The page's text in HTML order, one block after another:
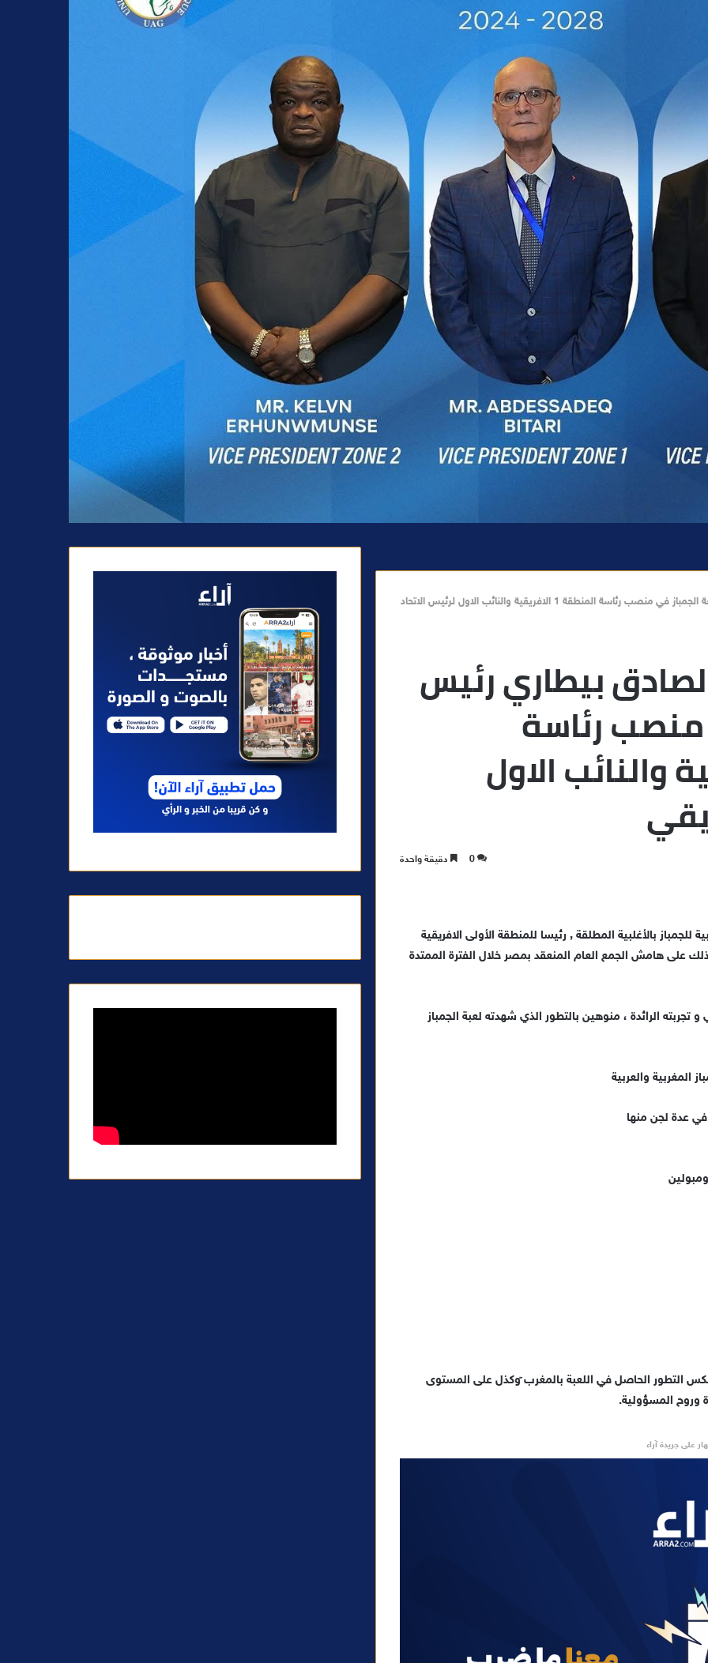
بمصر..إنتخاب عبد الصادق بيطاري رئيس جامعة الجمباز في منصب رئاسة المنطقة 1 الافريقية والنائب الاول لرئيس الاتحاد
بيطاري رئيس
منصب رئاسة
والنائب الاول
0 دقيقة واحدة
بالأغلبية المطلقة , رئيسا للمنطقة الأولى الافريقية
وذلك على هامش الجمع العام المنعقد بمصر خلال الفترة الممتدة
الرائدة ، منوهين بالتطور الذي شهدته لعبة الجمباز
المغربية والعربية
في عدة لجن منها
التطور الحاصل في اللعبة بالمغرب ًوكذل على المستوى
وروح المسؤولية.
على جريدة آراء